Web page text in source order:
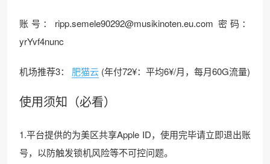
账号： ripp.semele90292@musikinoten.eu.com 密码：
yrYvf4nunc
机场推荐3： 肥猫云 (年付72¥：平均6¥/月，每月60G流量)
使用须知（必看）
1.平台提供的为美区共享Apple ID，使用完毕请立即退出账
号，以防触发锁机风险等不可控问题。